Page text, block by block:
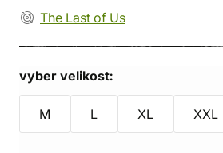
The Last of Us
vyber velikost:
M L XL XXL